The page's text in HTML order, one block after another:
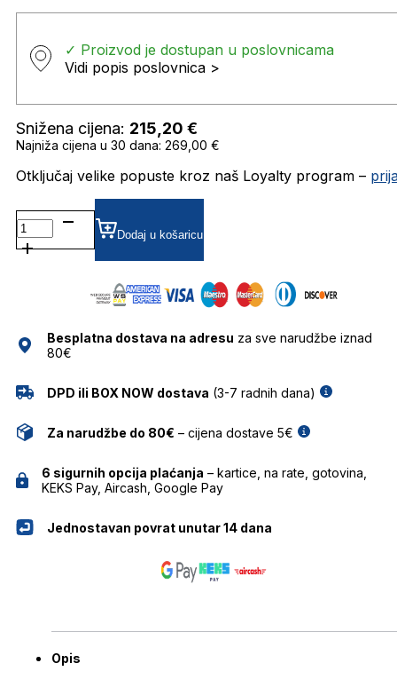
✓ Proizvod je dostupan u poslovnicama
Vidi popis poslovnica >
Snižena cijena: 215,20 €
Najniža cijena u 30 dana: 269,00 €
Otključaj velike popuste kroz naš Loyalty program –
0RB2231
POLARIZIRANE SUNČANE
NAOČALE
Dodaj u košaricu
Besplatna dostava na adresu za sve narudžbe iznad
80€
DPD ili BOX NOW dostava (3-7 radnih dana)
Za narudžbe do 80€ – cijena dostave 5€
6 sigurnih opcija plaćanja – kartice, na rate, gotovina,
KEKS Pay, Aircash, Google Pay
Jednostavan povrat unutar 14 dana
Opis